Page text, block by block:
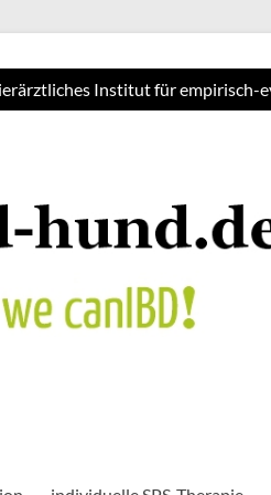
Institut für empirisch-